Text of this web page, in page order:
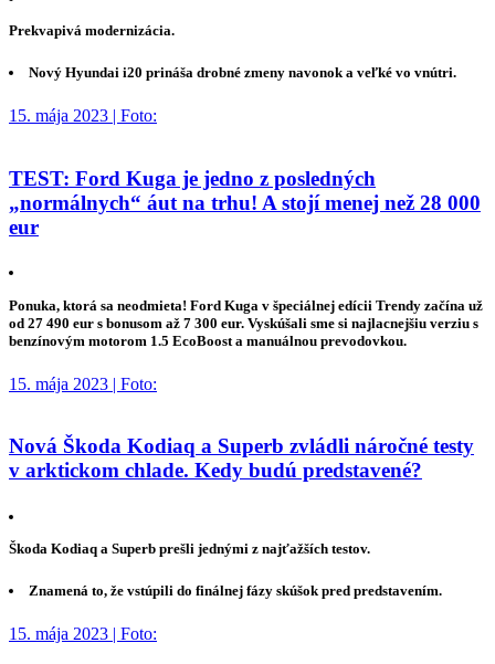
Prekvapivá modernizácia.
Nový Hyundai i20 prináša drobné zmeny navonok a veľké vo vnútri.
15. mája 2023 | Foto:
TEST: Ford Kuga je jedno z posledných
„normálnych“ áut na trhu! A stojí menej než 28 000
eur
Ponuka, ktorá sa neodmieta! Ford Kuga v špeciálnej edícii Trendy začína už
od 27 490 eur s bonusom až 7 300 eur. Vyskúšali sme si najlacnejšiu verziu s
benzínovým motorom 1.5 EcoBoost a manuálnou prevodovkou.
15. mája 2023 | Foto:
Nová Škoda Kodiaq a Superb zvládli náročné testy
v arktickom chlade. Kedy budú predstavené?
Škoda Kodiaq a Superb prešli jednými z najťažších testov.
Znamená to, že vstúpili do finálnej fázy skúšok pred predstavením.
15. mája 2023 | Foto: